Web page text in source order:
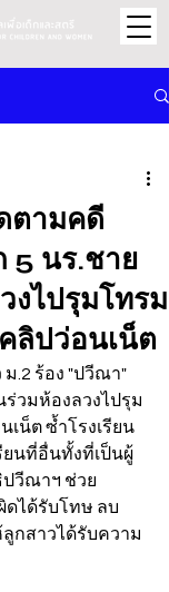
ตามคดี
5 นร.ชาย
งไปรุมโทรม
ลิปว่อนเน็ต
.2 ร้อง "ปวีณา"
ร่วมห้องลวงไปรุม
น็ต ซ้ำโรงเรียน
ยนที่อื่นทั้งที่เป็นผู้
วีณาฯ ช่วย
ดได้รับโทษ ลบ
กสาวได้รับความ